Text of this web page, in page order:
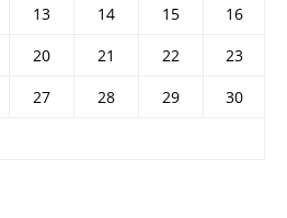
13 14 15
16
20 21 22
23
27 28 29
30